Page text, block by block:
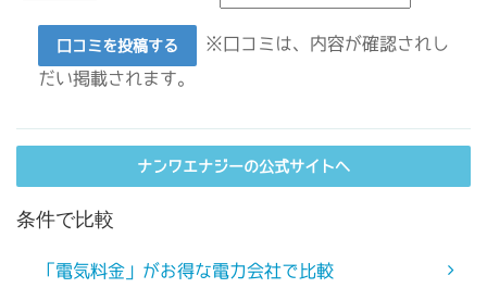
口コミを投稿する
※口コミは、内容が確認されし
だい掲載されます。
ナンワエナジーの公式サイトへ
条件で比較
「電気料金」がお得な電力会社で比較